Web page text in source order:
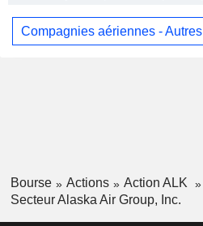
Compagnies aériennes - Autres
Bourse Actions
Action ALK
Secteur Alaska Air Group, Inc.